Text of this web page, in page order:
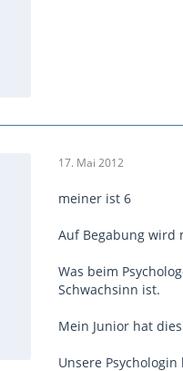
17. Mai 2012
meiner ist 6
Auf Begabung wird
Was beim
Schwachsinn ist.
Mein Junior hat
Unsere